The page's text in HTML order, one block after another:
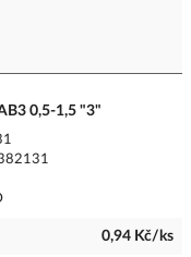
0,5-1,5 "3"
0,94 Kč/ks